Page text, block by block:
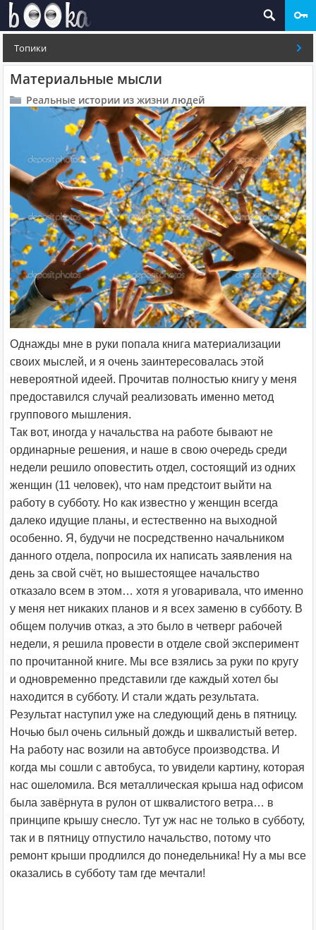
Топики
Материальные мысли
Реальные истории из жизни людей
Однажды мне в руки попала книга материализации
своих мыслей, и я очень заинтересовалась этой
невероятной идеей. Прочитав полностью книгу у меня
предоставился случай реализовать именно метод
группового мышления.
Так вот, иногда у начальства на работе бывают не
ординарные решения, и наше в свою очередь среди
недели решило оповестить отдел, состоящий из одних
женщин (11 человек), что нам предстоит выйти на
работу в субботу. Но как известно у женщин всегда
далеко идущие планы, и естественно на выходной
особенно. Я, будучи не посредственно начальником
данного отдела, попросила их написать заявления на
день за свой счёт, но вышестоящее начальство
отказало всем в этом… хотя я уговаривала, что именно
у меня нет никаких планов и я всех заменю в субботу. В
общем получив отказ, а это было в четверг рабочей
недели, я решила провести в отделе свой эксперимент
по прочитанной книге. Мы все взялись за руки по кругу
и одновременно представили где каждый хотел бы
находится в субботу. И стали ждать результата.
Результат наступил уже на следующий день в пятницу.
Ночью был очень сильный дождь и шквалистый ветер.
На работу нас возили на автобусе производства. И
когда мы сошли с автобуса, то увидели картину, которая
нас ошеломила. Вся металлическая крыша над офисом
была завёрнута в рулон от шквалистого ветра… в
принципе крышу снесло. Тут уж нас не только в субботу,
так и в пятницу отпустило начальство, потому что
ремонт крыши продлился до понедельника! Ну а мы все
оказались в субботу там где мечтали!